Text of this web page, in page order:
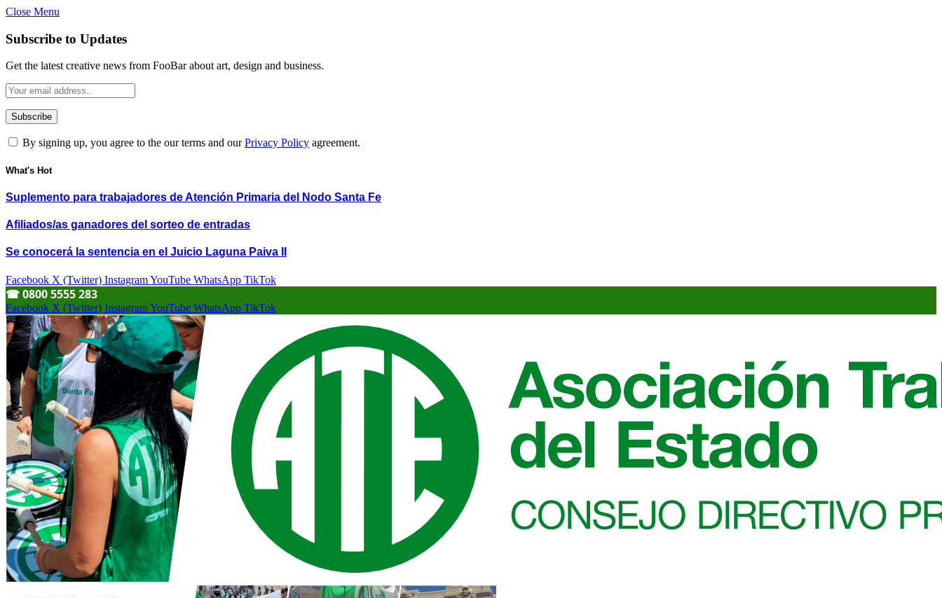
Close Menu
Subscribe to Updates
Get the latest creative news from FooBar about art, design and business.
By signing up, you agree to the our terms and ourPrivacy Policy agreement.
What's Hot
Suplemento para trabajadores de Atención Primaria del Nodo Santa Fe
Afiliados/as ganadores del sorteo de entradas
Se conocerá la sentencia en el Juicio Laguna Paiva II
Facebook X (Twitter) InstagramYouTube WhatsApp TikTok
☎︎ 0800 5555 283
Facebook X (Twitter) InstagramYouTube WhatsApp TikTok